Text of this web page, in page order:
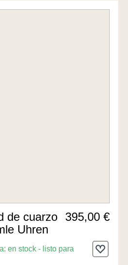
de cuarzo
Uhren
395,00 €
en stock - listo para